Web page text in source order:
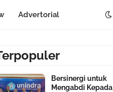
Advertorial
Bersinergi untuk
Mengabdi Kepada